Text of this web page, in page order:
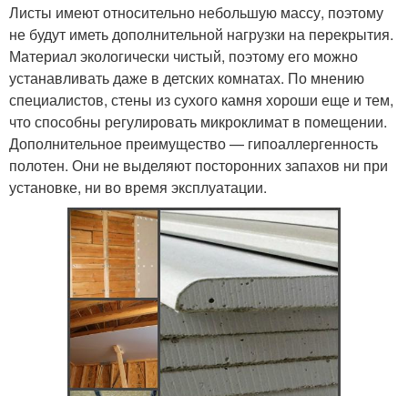
Листы имеют относительно небольшую массу, поэтому
не будут иметь дополнительной нагрузки на перекрытия.
Материал экологически чистый, поэтому его можно
устанавливать даже в детских комнатах. По мнению
специалистов, стены из сухого камня хороши еще и тем,
что способны регулировать микроклимат в помещении.
Дополнительное преимущество — гипоаллергенность
полотен. Они не выделяют посторонних запахов ни при
установке, ни во время эксплуатации.